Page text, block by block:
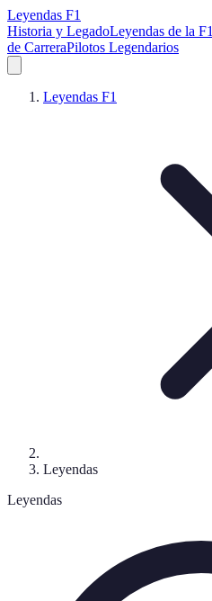
Leyendas F1
Historia y LegadoLeyendas de la F1
de CarreraPilotos Legendarios
Leyendas F1
Leyendas
Leyendas